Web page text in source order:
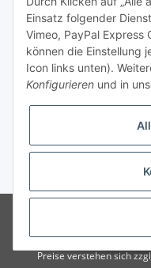
Gesetzliche
* Alle Preise zzgl. gesetzlicher
öffentliche Institutionen. Kein
Preise verstehen sich
Einsatz folgender
Vimeo, PayPal Express
können die Einstellung
Icon links unten).
Konfigurieren und in